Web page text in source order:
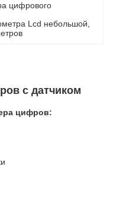
цифрового
Lcd небольшой
с датчиком
цифров: